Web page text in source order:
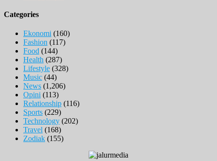
Categories
Ekonomi (160)
Fashion (117)
Food (144)
Health (287)
Lifestyle (328)
Music (44)
News (1,206)
Opini (113)
Relationship (116)
Sports (229)
Technology (202)
Travel (168)
Zodiak (155)